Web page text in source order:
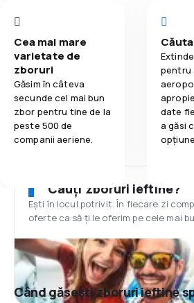
Cea mai mare
varietate de
zboruri
Găsim în câteva
secunde cel mai bun
zbor pentru tine de la
peste 500 de
companii aeriene.
pentru
date
a găsi
Cauți zboruri ieftine?
Ești în locul potrivit. În fiecare zi
oferte ca să ți le oferim pe cele mai
Când găsești zboruri ieftine